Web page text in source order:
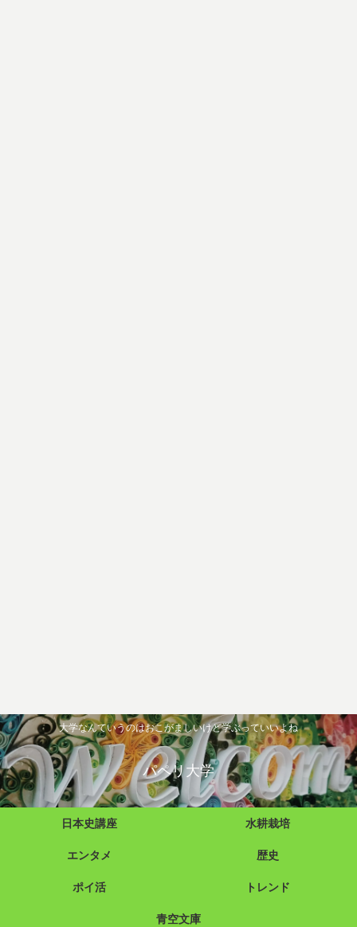
大学なんていうのはおこがましいけど学ぶっていいよね
パペリ大学
日本史講座 水耕栽培
エンタメ 歴史
ポイ活 トレンド
青空文庫